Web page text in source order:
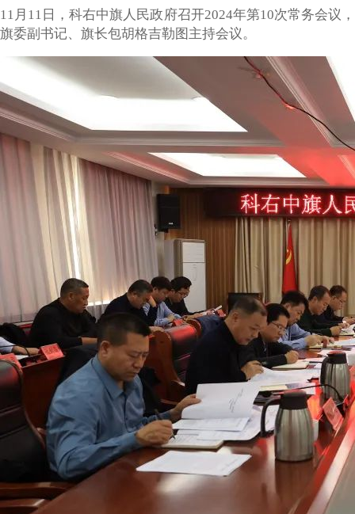
11月11日，科右中旗人民政府召开2024年第10次常务会议，
旗委副书记、旗长包胡格吉勒图主持会议。